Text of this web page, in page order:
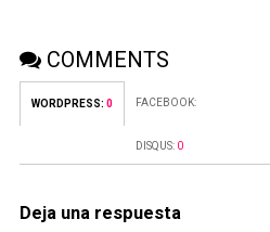
COMMENTS
WORDPRESS: 0 FACEBOOK:
DISQUS: 0
Deja una respuesta